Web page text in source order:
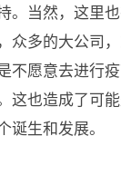
。当然，这里
众多的大公司
不愿意去进行
这也造成了可
诞生和发展。